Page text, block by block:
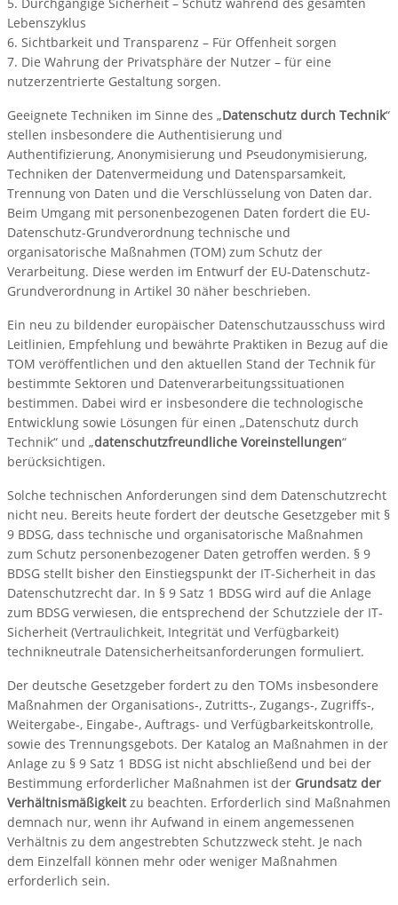
Lebenszyklus
6. Sichtbarkeit und Transparenz – Für Offenheit sorgen
7. Die Wahrung der Privatsphäre der Nutzer – für eine
nutzerzentrierte Gestaltung sorgen.
Geeignete Techniken im Sinne des „Datenschutz durch Technik“
stellen insbesondere die Authentisierung und
Authentifizierung, Anonymisierung und Pseudonymisierung,
Techniken der Datenvermeidung und Datensparsamkeit,
Trennung von Daten und die Verschlüsselung von Daten dar.
Beim Umgang mit personenbezogenen Daten fordert die EU-
Datenschutz-Grundverordnung technische und
organisatorische Maßnahmen (TOM) zum Schutz der
Verarbeitung. Diese werden im Entwurf der EU-Datenschutz­
Grundverordnung in Artikel 30 näher beschrieben.
Ein neu zu bildender europäischer Datenschutzausschuss wird
Leitlinien, Empfehlung und bewährte Praktiken in Bezug auf die
TOM veröffentlichen und den aktuellen Stand der Technik für
bestimmte Sektoren und Datenverarbeitungssituationen
bestimmen. Dabei wird er insbesondere die technologische
Entwicklung sowie Lösungen für einen „Datenschutz durch
Technik“ und „datenschutzfreundliche Voreinstellungen“
berücksichtigen.
Solche technischen Anforderungen sind dem Datenschutzrecht
nicht neu. Bereits heute fordert der deutsche Gesetzgeber mit §
9 BDSG, dass technische und organisatorische Maßnahmen
zum Schutz personenbezogener Daten getroffen werden. § 9
BDSG stellt bisher den Einstiegspunkt der IT-Sicherheit in das
Datenschutzrecht dar. In § 9 Satz 1 BDSG wird auf die Anlage
zum BDSG verwiesen, die entsprechend der Schutzziele der IT‐
Sicherheit (Vertraulichkeit, Integrität und Verfügbarkeit)
technikneutrale Datensicherheitsanforderungen formuliert.
Der deutsche Gesetzgeber fordert zu den TOMs insbesondere
Maßnahmen der Organisations-, Zutritts‐, Zugangs-, Zugriffs-,
Weitergabe-, Eingabe-, Auftrags- und Verfügbarkeitskontrolle,
sowie des Trennungsgebots. Der Katalog an Maßnahmen in der
Anlage zu § 9 Satz 1 BDSG ist nicht abschließend und bei der
Bestimmung erforderlicher Maßnahmen ist der Grundsatz der
Verhältnismäßigkeitzu beachten. Erforderlich sind Maßnahmen
demnach nur, wenn ihr Aufwand in einem angemessenen
Verhältnis zu dem angestrebten Schutzzweck steht. Je nach
dem Einzelfall können mehr oder weniger Maßnahmen
erforderlich sein.